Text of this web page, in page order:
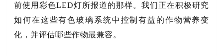
前使用彩色LED灯所报道的那样。我们正在积极研究
如何在这些有色玻璃系统中控制有益的作物营养变
化，并评估哪些作物最兼容。